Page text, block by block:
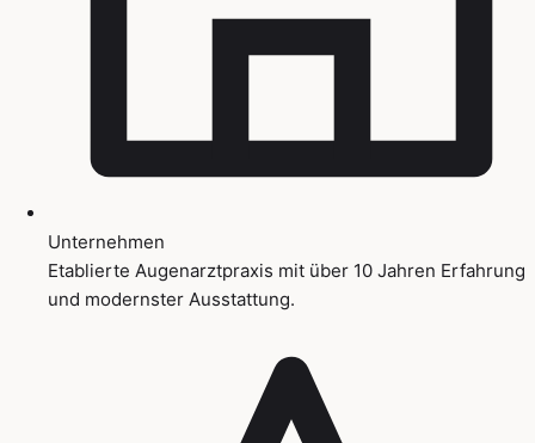
Unternehmen
Etablierte Augenarztpraxis mit über 10 Jahren Erfahrung
und modernster Ausstattung.